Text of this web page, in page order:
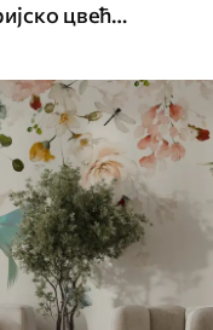
Апстрактно волуметријско цвеће у стилу уљаног сликарства